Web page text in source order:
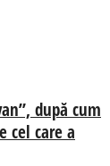
după cum
cel care a